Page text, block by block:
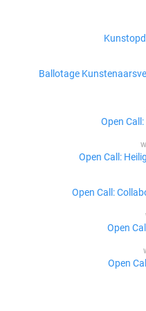
Ballotage
Open
Open Call:
Open Call:
Open
Open